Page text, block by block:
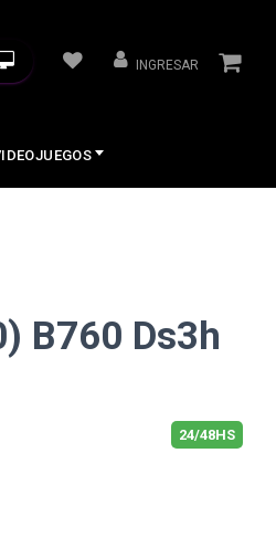
INGRESAR
B760 Ds3h
24/48HS